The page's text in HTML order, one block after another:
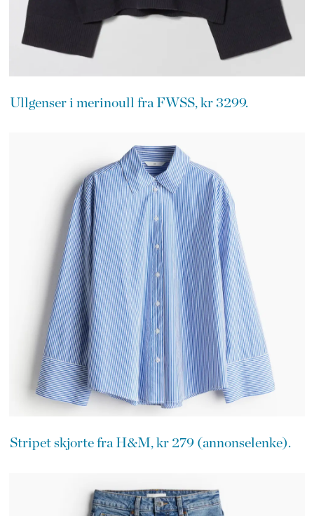
Ullgenser i merinoull fra FWSS, kr 3299.
Stripet skjorte fra H&M, kr 279 (annonselenke).